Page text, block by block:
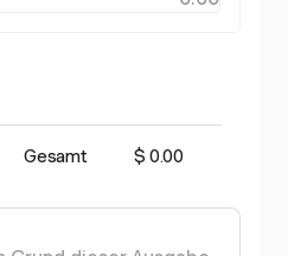
Gesamt $ 0.00